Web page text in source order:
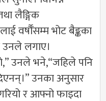
लैङ्गिक
वर्षौँसम्म भोट बैङ्कका
उनले लगाए।
उनले भने,“जहिले पनि
उनका अनुसार
र आफ्नो फाइदा